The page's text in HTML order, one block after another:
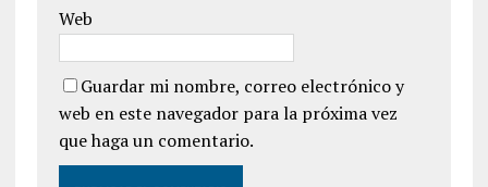
Web
Guardar mi nombre, correo electrónico y
web en este navegador para la próxima vez
que haga un comentario.